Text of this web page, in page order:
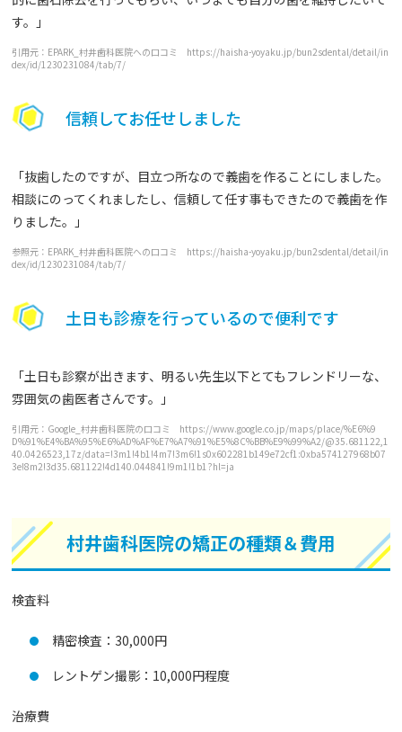
す。」
引用元：EPARK_村井歯科医院への口コミ https://haisha-yoyaku.jp/bun2sdental/detail/in
dex/id/1230231084/tab/7/
信頼してお任せしました
「抜歯したのですが、目立つ所なので義歯を作ることにしました。
相談にのってくれましたし、信頼して任す事もできたので義歯を作
りました。」
参照元：EPARK_村井歯科医院への口コミ https://haisha-yoyaku.jp/bun2sdental/detail/in
dex/id/1230231084/tab/7/
土日も診療を行っているので便利です
「土日も診察が出きます、明るい先生以下とてもフレンドリーな、
雰囲気の歯医者さんです。」
引用元：Google_村井歯科医院の口コミ https://www.google.co.jp/maps/place/%E6%9
D%91%E4%BA%95%E6%AD%AF%E7%A7%91%E5%8C%BB%E9%99%A2/@35.681122,1
40.0426523,17z/data=!3m1!4b1!4m7!3m6!1s0x602281b149e72cf1:0xba574127968b07
3e!8m2!3d35.681122!4d140.044841!9m1!1b1?hl=ja
村井歯科医院の矯正の種類＆費用
検査料
精密検査：30,000円
レントゲン撮影：10,000円程度
治療費